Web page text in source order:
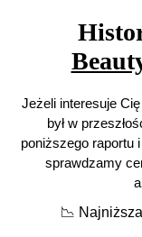
Jeżeli interesuje
był w
poniższego raportu
sprawdzamy
📉